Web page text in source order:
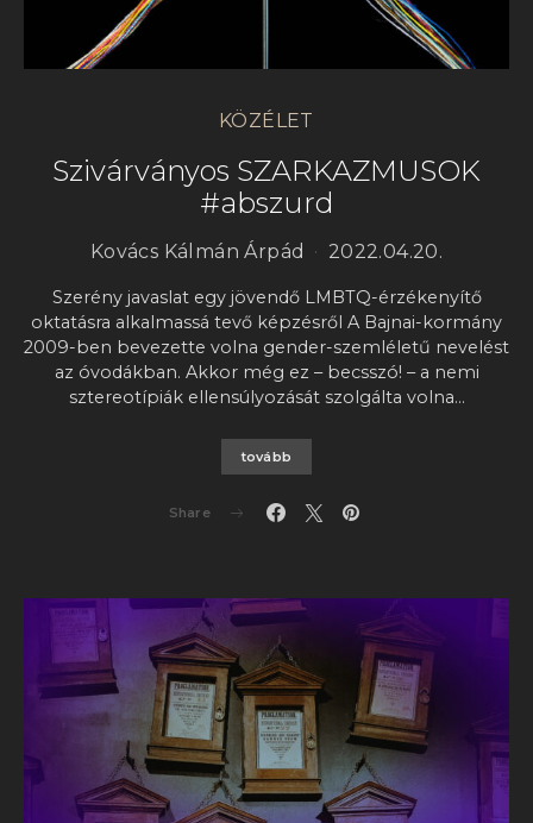
KÖZÉLET
Szivárványos SZARKAZMUSOK
#abszurd
Kovács Kálmán Árpád 2022.04.20.
Szerény javaslat egy jövendő LMBTQ-érzékenyítő
oktatásra alkalmassá tevő képzésről A Bajnai-kormány
2009-ben bevezette volna gender-szemléletű nevelést
az óvodákban. Akkor még ez – becsszó! – a nemi
sztereotípiák ellensúlyozását szolgálta volna…
tovább
Share